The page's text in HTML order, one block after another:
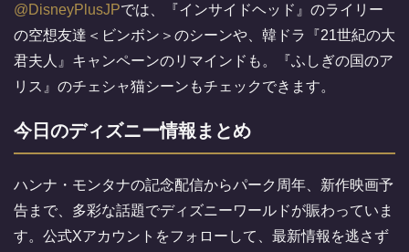
@DisneyPlusJPでは、『インサイドヘッド』のライリー
の空想友達＜ビンボン＞のシーンや、韓ドラ『21世紀の大
君夫人』キャンペーンのリマインドも。『ふしぎの国のア
リス』のチェシャ猫シーンもチェックできます。
今日のディズニー情報まとめ
ハンナ・モンタナの記念配信からパーク周年、新作映画予
告まで、多彩な話題でディズニーワールドが賑わっていま
す。公式Xアカウントをフォローして、最新情報を逃さず